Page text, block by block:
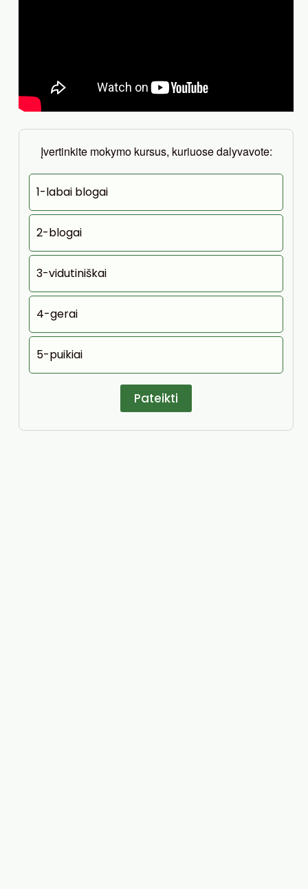
Įvertinkite mokymo kursus, kuriuose dalyvavote:
1-labai blogai
2-blogai
3-vidutiniškai
4-gerai
5-puikiai